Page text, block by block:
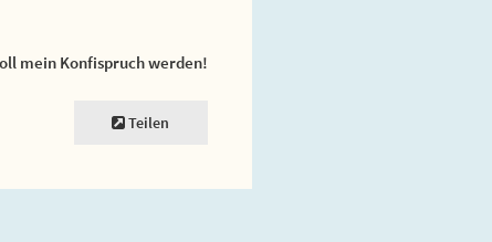
mein Konfispruch werden!
Teilen